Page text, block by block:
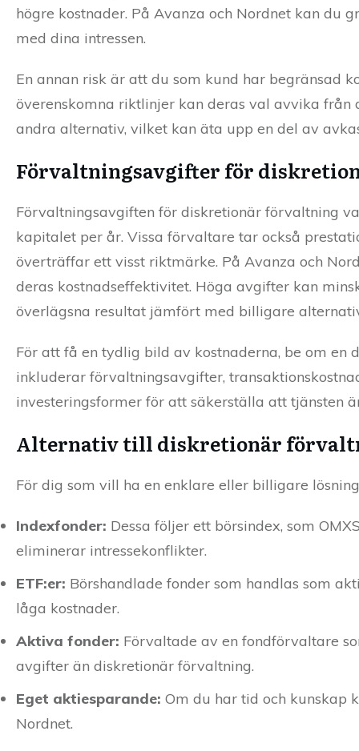
högre kostnader. På Avanza och Nordnet kan du
med dina intressen.
En annan risk är att du som kund har begränsad
överenskomna riktlinjer kan deras val avvika
andra alternativ, vilket kan äta upp en del av
Förvaltningsavgifter för
Förvaltningsavgiften för diskretionär förvaltning
kapitalet per år. Vissa förvaltare tar också
överträffar ett visst riktmärke. På Avanza och
deras kostnadseffektivitet. Höga avgifter kan
överlägsna resultat jämfört med billigare
För att få en tydlig bild av kostnaderna, be om
inkluderar förvaltningsavgifter,
investeringsformer för att säkerställa att tjänsten
Alternativ till diskretionär
För dig som vill ha en enklare eller billigare
Indexfonder: Dessa följer ett börsindex, som
eliminerar intressekonflikter.
ETF:er: Börshandlade fonder som handlas som
låga kostnader.
Aktiva fonder: Förvaltade av en fondförvaltare
avgifter än diskretionär förvaltning.
Eget aktiesparande: Om du har tid och kunskap
Nordnet.